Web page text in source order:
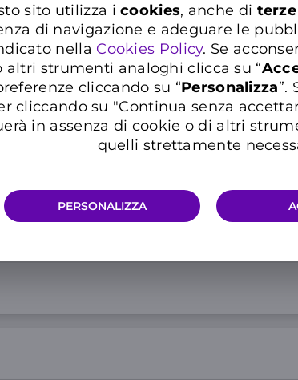
sito utilizza icookies, anche di
di navigazione e adeguare le
nella Cookies Policy. Se
altri strumenti analoghi clicca su “
cliccando su “Personalizza”.
cliccando su "Continua senza
in assenza di cookie o di altri
quelli strettamente
PERSONALIZZA
di traffico